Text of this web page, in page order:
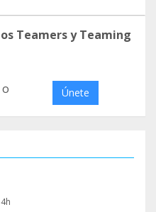
Teamers y Teaming
o Únete